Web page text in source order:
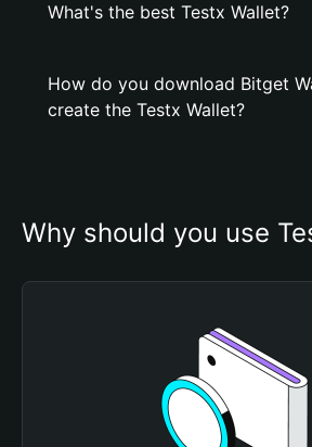
What's the best Testx Wallet?
How do you download Bitget
create the Testx Wallet?
Why should you use